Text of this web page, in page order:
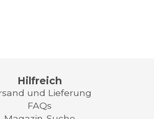
Hilfreich
und Lieferung
FAQs